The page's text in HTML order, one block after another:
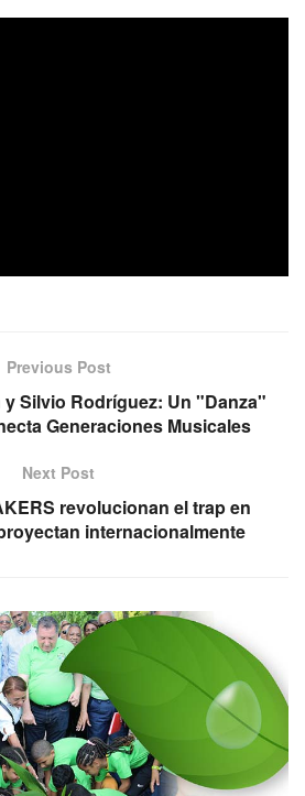
Previous Post
Silvio Rodríguez: Un "Danza"
Generaciones Musicales
Next Post
revolucionan el trap en
internacionalmente